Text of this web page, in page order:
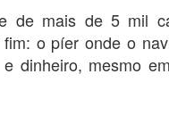
de mais de 5 mil
o píer onde o
dinheiro, mesmo